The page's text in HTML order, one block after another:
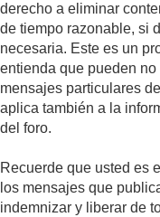
derecho a eliminar
de tiempo razonable, si
necesaria. Este es un
entienda que pueden
mensajes particulares
aplica también a la
del foro.
Recuerde que usted es
los mensajes que
indemnizar y liberar de